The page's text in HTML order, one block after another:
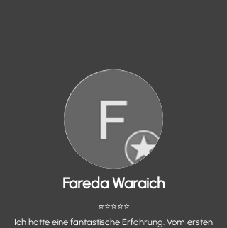
Fareda Waraich
⭐️⭐️⭐️⭐️⭐️
Ich hatte eine fantastische Erfahrung. Vom ersten